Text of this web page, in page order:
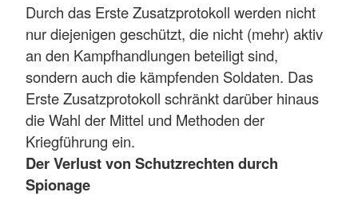
Durch das Erste Zusatzprotokoll werden nicht
nur diejenigen geschützt, die nicht (mehr) aktiv
an den Kampfhandlungen beteiligt sind,
sondern auch die kämpfenden Soldaten. Das
Erste Zusatzprotokoll schränkt darüber hinaus
die Wahl der Mittel und Methoden der
Kriegführung ein.
Der Verlust von Schutzrechten durch
Spionage